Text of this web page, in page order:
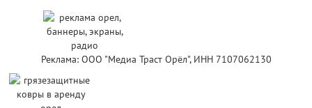
Реклама: ООО "Медиа Траст Орёл", ИНН 7107062130